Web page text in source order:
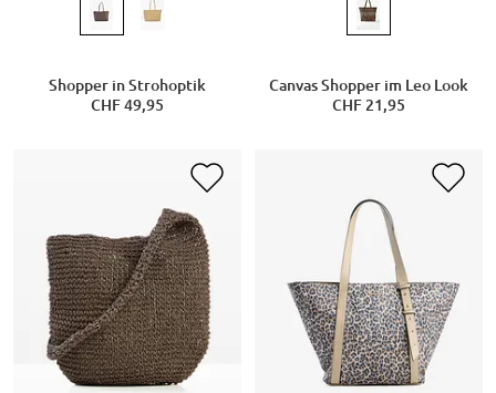
Shopper in Strohoptik
CHF 49,95
Canvas Shopper im Leo Look
CHF 21,95